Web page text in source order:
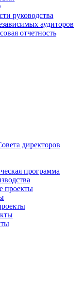
руководства
аудиторов
отчетность
директоров
программа
проекты